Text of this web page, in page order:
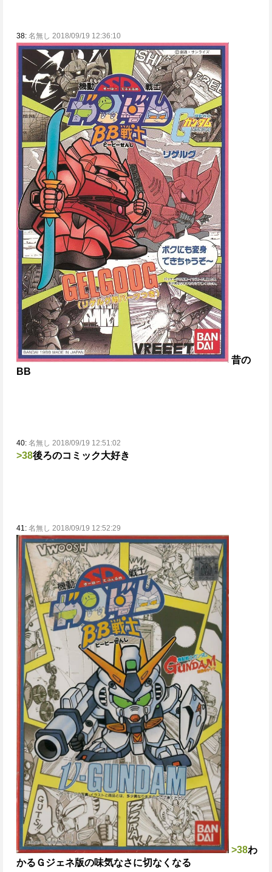
38: 名無し 2018/09/19 12:36:10
昔の
BB
40: 名無し 2018/09/19 12:51:02
>38後ろのコミック大好き
41: 名無し 2018/09/19 12:52:29
>38わ
かる Ｇジェネ版の味気なさに切なくなる